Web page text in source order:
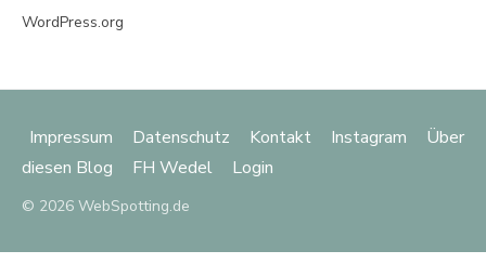
WordPress.org
Impressum Datenschutz Kontakt Instagram
Über
diesen Blog
FH Wedel Login
© 2026 WebSpotting.de